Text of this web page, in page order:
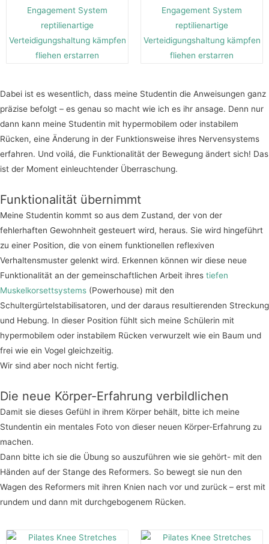
Dabei ist es wesentlich, dass meine Studentin die Anweisungen ganz
präzise befolgt – es genau so macht wie ich es ihr ansage. Denn nur
dann kann meine Studentin mit hypermobilem oder instabilem
Rücken, eine Änderung in der Funktionsweise ihres Nervensystems
erfahren. Und voilá, die Funktionalität der Bewegung ändert sich! Das
ist der Moment einleuchtender Überraschung.
Funktionalität übernimmt
Meine Studentin kommt so aus dem Zustand, der von der
fehlerhaften Gewohnheit gesteuert wird, heraus. Sie wird hingeführt
zu einer Position, die von einem funktionellen reflexiven
Verhaltensmuster gelenkt wird. Erkennen können wir diese neue
Funktionalität an der gemeinschaftlichen Arbeit ihres tiefen
Muskelkorsettsystems (Powerhouse) mit den
Schultergürtelstabilisatoren, und der daraus resultierenden Streckung
und Hebung. In dieser Position fühlt sich meine Schülerin mit
hypermobilem oder instabilem Rücken verwurzelt wie ein Baum und
frei wie ein Vogel gleichzeitig.
Wir sind aber noch nicht fertig.
Die neue Körper-Erfahrung verbildlichen
Damit sie dieses Gefühl in ihrem Körper behält, bitte ich meine
Stundentin ein mentales Foto von dieser neuen Körper-Erfahrung zu
machen.
Dann bitte ich sie die Übung so auszuführen wie sie gehört- mit den
Händen auf der Stange des Reformers. So bewegt sie nun den
Wagen des Reformers mit ihren Knien nach vor und zurück – erst mit
rundem und dann mit durchgebogenem Rücken.